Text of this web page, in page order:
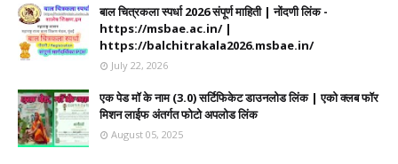
बाल चित्रकला स्पर्धा 2026 संपूर्ण माहिती | नोंदणी लिंक -
https://msbae.ac.in/ |
https://balchitrakala2026.msbae.in/
July 22, 2026
एक पेड मॉ के नाम (3.0) सर्टिफिकेट डाउनलोड लिंक | एको क्लब फॉर
मिशन लाईफ अंतर्गत फोटो अपलोड लिंक
August 05, 2025